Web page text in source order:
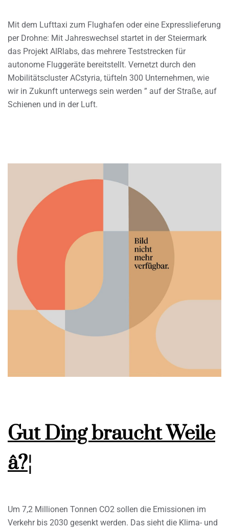
Mit dem Lufttaxi zum Flughafen oder eine Expresslieferung
per Drohne: Mit Jahreswechsel startet in der Steiermark
das Projekt AIRlabs, das mehrere Teststrecken für
autonome Fluggeräte bereitstellt. Vernetzt durch den
Mobilitätscluster ACstyria, tüfteln 300 Unternehmen, wie
wir in Zukunft unterwegs sein werden ” auf der Straße, auf
Schienen und in der Luft.
Gut Ding braucht Weile
â?¦
Um 7,2 Millionen Tonnen CO2 sollen die Emissionen im
Verkehr bis 2030 gesenkt werden. Das sieht die Klima- und